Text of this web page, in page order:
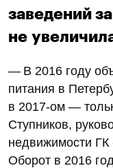
заведений
не
— В 2016 году
питания в
в 2017‑ом —
Ступников,
недвижимости
Оборот в 2016